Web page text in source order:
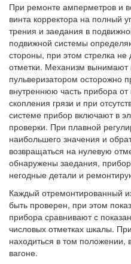
При ремонте амперметров и
винта корректора на полный
трения и заедания в
подвижной системы
стороны, при этом стрелка не
отметки. Механизм вынимают
пульверизатором осторожно
внутреннюю часть прибора
скопления грязи и при
системе прибор включают в
проверки. При плавной
наибольшего значения и
возвращаться на нулевую
обнаружены заедания,
негодные детали и
Каждый отремонтированный
быть проверен, при этом
прибора сравнивают с
числовых отметках шкалы.
находиться в том положении,
вагоне.